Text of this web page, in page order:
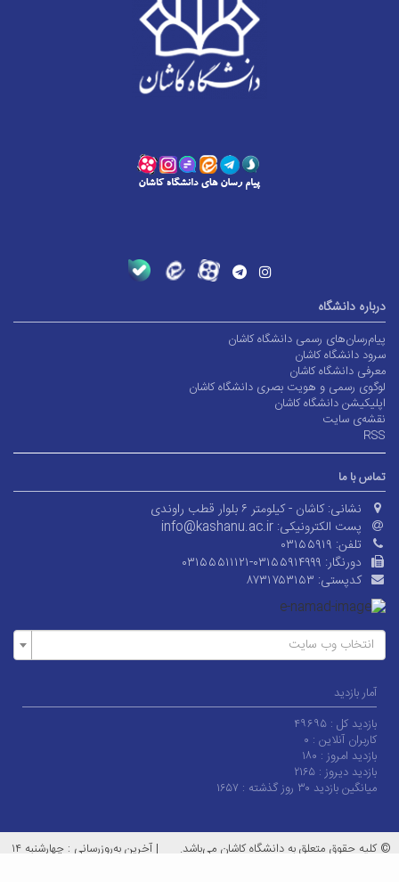
درباره دانشگاه
پیام‌رسان‌های رسمی دانشگاه کاشان
سرود دانشگاه کاشان
معرفی دانشگاه کاشان
لوگوی رسمی و هویت بصری دانشگاه کاشان
اپلیکیشن دانشگاه کاشان
نقشه‌ی سایت
RSS
تماس با ما
نشانی: کاشان - کیلومتر ۶ بلوار قطب راوندی
پست الکترونیکی: info@kashanu.ac.ir
تلفن: ۰۳۱۵۵۹۱۹
دورنگار: ۰۳۱۵۵۵۱۱۱۲۱-۰۳۱۵۵۹۱۴۹۹۹
کدپستی: ۸۷۳۱۷۵۳۱۵۳
انتخاب وب سایت
آمار بازدید
بازدید کل : ۴۹۶۹۵
کاربران آنلاین : ۰
بازدید امروز : ۱۸۰
بازدید دیروز : ۲۱۶۵
میانگین بازدید ۳۰ روز گذشته :
۱۶۵۷
© کلیه حقوق متعلق به دانشگاه کاشان می‌باشد. |
آخرین به‌روزرسانی : چهارشنبه ۱۴